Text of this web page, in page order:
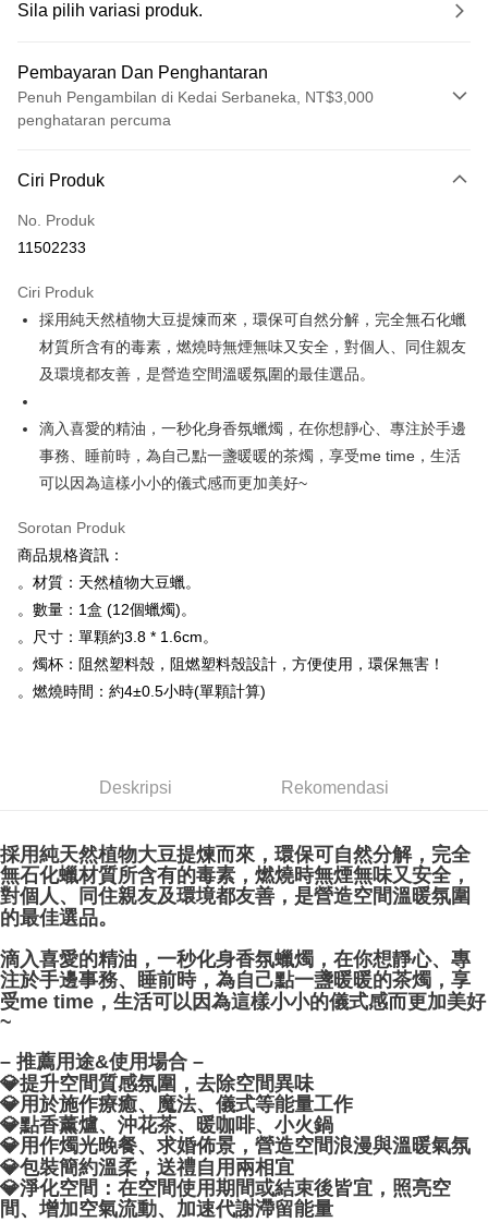
Sila pilih variasi produk.
Pembayaran Dan Penghantaran
Penuh Pengambilan di Kedai Serbaneka, NT$3,000
penghataran percuma
Kad Kredit (Bayaran Penuh)
Pengambilan di Kedai Serbaneka
Apple Pay
JKOPAY
Pemindahan ATM
Pilihan Penghantaran
NT$80/pesanan | Penghantaran percuma untuk pesanan
NT$3,000 atau lebih
7-11取貨付款
NT$80/pesanan | Penghantaran percuma untuk pesanan
NT$3,000 atau lebih
NT$3,000 atau lebih
付款後門市自取
Penghantaran percuma
Ciri Produk
No. Produk
11502233
Ciri Produk
採用純天然植物大豆提煉而來，環保可自然分解，完全無石化蠟
材質所含有的毒素，燃燒時無煙無味又安全，對個人、同住親友
及環境都友善，是營造空間溫暖氛圍的最佳選品。
滴入喜愛的精油，一秒化身香氛蠟燭，在你想靜心、專注於手邊
事務、睡前時，為自己點一盞暖暖的茶燭，享受me time，生活
可以因為這樣小小的儀式感而更加美好~
Sorotan Produk
商品規格資訊：
。材質：天然植物大豆蠟。
。數量：1盒 (12個蠟燭)。
。尺寸：單顆約3.8 * 1.6cm。
。燭杯：阻然塑料殼，阻燃塑料殼設計，方便使用，環保無害！
。燃燒時間：約4±0.5小時(單顆計算)
Deskripsi Rekomendasi
採用純天然植物大豆提煉而來，環保可自然分解，完全
無石化蠟材質所含有的毒素，燃燒時無煙無味又安全，
對個人、同住親友及環境都友善，是營造空間溫暖氛圍
的最佳選品。
滴入喜愛的精油，一秒化身香氛蠟燭，在你想靜心、專
注於手邊事務、睡前時，為自己點一盞暖暖的茶燭，享
受me time，生活可以因為這樣小小的儀式感而更加美好
~
– 推薦用途&使用場合 –
💎提升空間質感氛圍，去除空間異味
💎用於施作療癒、魔法、儀式等能量工作
💎點香薰爐、沖花茶、暖咖啡、小火鍋
💎用作燭光晚餐、求婚佈景，營造空間浪漫與溫暖氣氛
💎包裝簡約溫柔，送禮自用兩相宜
💎淨化空間：在空間使用期間或結束後皆宜，照亮空
間、增加空氣流動、加速代謝滯留能量